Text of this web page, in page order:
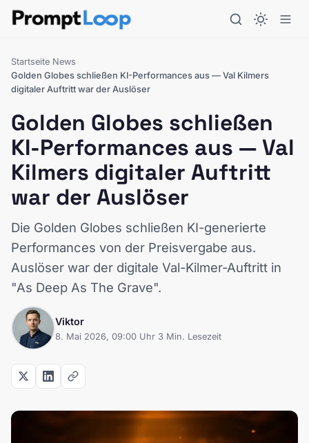
Startseite News
Golden Globes schließen KI-Performances aus — Val Kilmers
digitaler Auftritt war der Auslöser
Golden Globes schließen
KI-Performances aus — Val
Kilmers digitaler Auftritt
war der Auslöser
Die Golden Globes schließen KI-generierte
Performances von der Preisvergabe aus.
Auslöser war der digitale Val-Kilmer-Auftritt in
"As Deep As The Grave".
Viktor
8. Mai 2026, 09:00 Uhr 3 Min. Lesezeit